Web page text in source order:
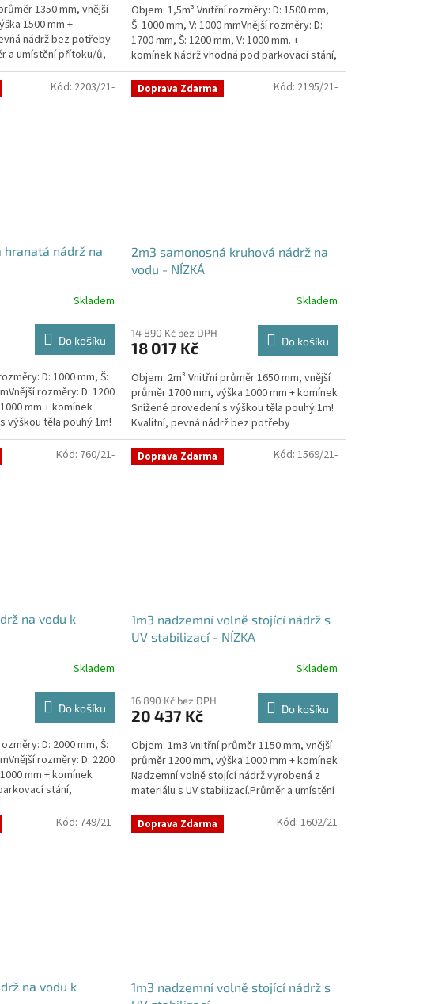
1350 mm, vnější
1500 mm +
nádrž bez potřeby
a umístění přítoku/ů,
Objem: 1,5m³ Vnitřní rozměry: D: 1500 mm,
Š: 1000 mm, V: 1000 mmVnější rozměry: D:
1700 mm, Š: 1200 mm, V: 1000 mm. +
komínek Nádrž vhodná pod parkovací stání,
komunikace i...
hranatá nádrž na
Skladem
Do košíku
D: 1000 mm, Š:
rozměry: D: 1200
mm + komínek
výškou těla pouhý 1m!
Kód: 2203/21- Doprava Zdarma
2m3 samonosná kruhová nádrž na
vodu - NÍZKÁ
Skladem
14 890 Kč bez DPH
18 017 Kč Do košíku
Objem: 2m³ Vnitřní průměr 1650 mm, vnější
průměr 1700 mm, výška 1000 mm + komínek
Snížené provedení s výškou těla pouhý 1m!
Kvalitní, pevná nádrž bez potřeby
obetonování Průměr...
Kód: 2195/21-
na vodu k
Skladem
Do košíku
D: 2000 mm, Š:
rozměry: D: 2200
mm + komínek
stání,
Kód: 760/21- Doprava Zdarma
1m3 nadzemní volně stojící nádrž s
UV stabilizací - NÍZKA
Skladem
16 890 Kč bez DPH
20 437 Kč Do košíku
Objem: 1m3 Vnitřní průměr 1150 mm, vnější
průměr 1200 mm, výška 1000 mm + komínek
Nadzemní volně stojící nádrž vyrobená z
materiálu s UV stabilizací.Průměr a umístění
přítoku/ů,...
Kód: 1569/21-
na vodu k
Kód: 749/21- Doprava Zdarma
1m3 nadzemní volně stojící nádrž s
Kód: 1602/21